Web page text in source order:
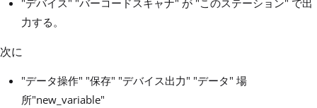
"デバイス" "バーコードスキャナ" が "このステーション" で出
力する。
次に
"データ操作" "保存" "デバイス出力" "データ" 場
所"new_variable"